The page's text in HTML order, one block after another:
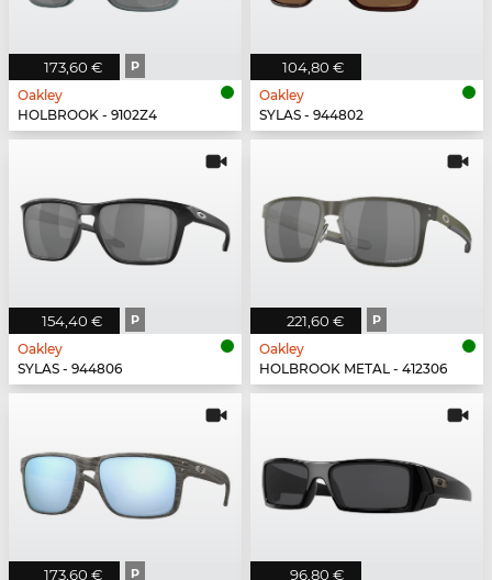
173,60 € P
Oakley
HOLBROOK - 9102Z4
104,80 €
Oakley
SYLAS - 944802
154,40 € P
Oakley
SYLAS - 944806
221,60 € P
Oakley
HOLBROOK METAL - 412306
173,60 € P 96,80 €